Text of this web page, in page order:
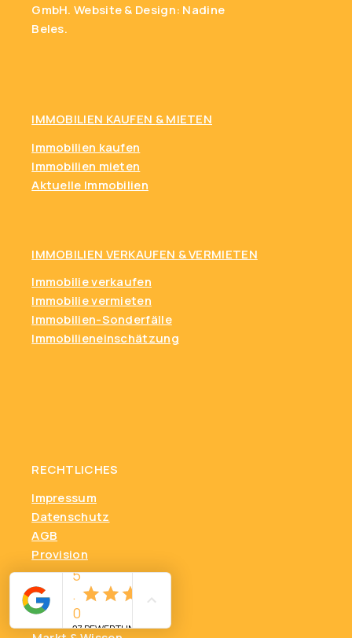
RECHTLICHES
Impressum
Datenschutz
AGB
Provision
GmbH.Website & Design: Nadine
Beles.
IMMOBILIEN VERKAUFEN & VERMIETEN
Immobilie verkaufen
Immobilie vermieten
Immobilien-Sonderfälle
Immobilieneinschätzung
IMMOBILIEN KAUFEN & MIETEN
Immobilien kaufen
Immobilien mieten
Aktuelle Immobilien